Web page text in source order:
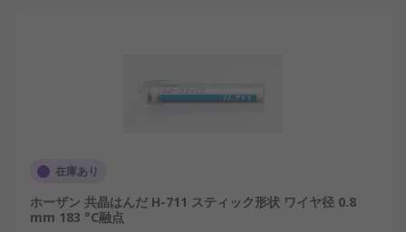
在庫あり
ホーザン 共晶はんだ H-711 スティック形状 ワイヤ径 0.8
mm 183 °C融点